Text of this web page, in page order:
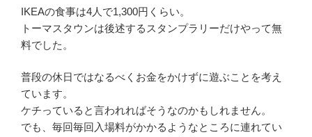
IKEAの食事は4人で1,300円くらい。
トーマスタウンは後述するスタンプラリーだけやって無
料でした。
普段の休日ではなるべくお金をかけずに遊ぶことを考え
ています。
ケチっていると言われればそうなのかもしれません。
でも、毎回毎回入場料がかかるようなところに連れてい